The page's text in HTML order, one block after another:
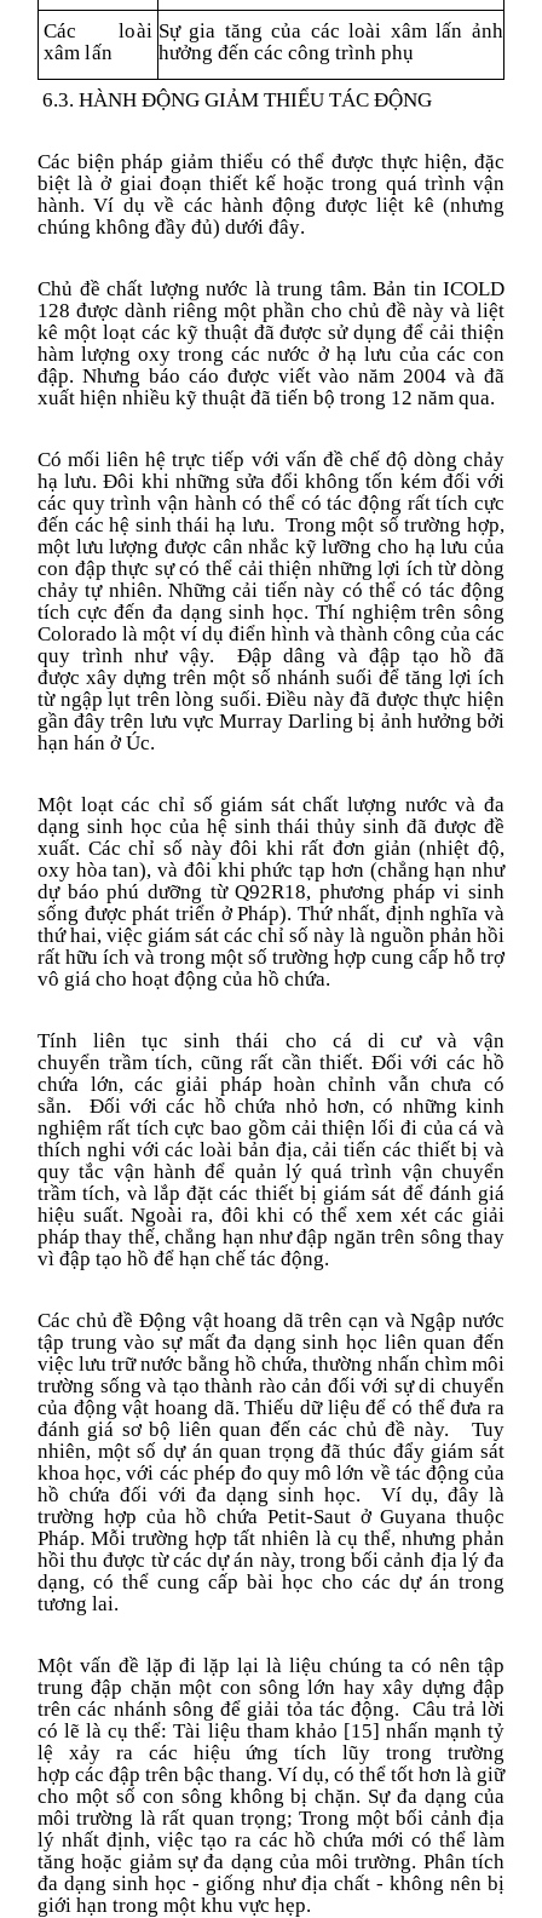
Các loài
xâm lấn
Sự gia tăng của các loài xâm lấn ảnh
hưởng đến các công trình phụ
6.3. HÀNH ĐỘNG GIẢM THIỂU TÁC ĐỘNG
Các biện pháp giảm thiểu có thể được thực hiện, đặc
biệt là ở giai đoạn thiết kế hoặc trong quá trình vận
hành. Ví dụ về các hành động được liệt kê (nhưng
chúng không đầy đủ) dưới đây.
Chủ đề chất lượng nước là trung tâm. Bản tin ICOLD
128 được dành riêng một phần cho chủ đề này và liệt
kê một loạt các kỹ thuật đã được sử dụng để cải thiện
hàm lượng oxy trong các nước ở hạ lưu của các con
đập. Nhưng báo cáo được viết vào năm 2004 và đã
xuất hiện nhiều kỹ thuật đã tiến bộ trong 12 năm qua.
Có mối liên hệ trực tiếp với vấn đề chế độ dòng chảy
hạ lưu. Đôi khi những sửa đổi không tốn kém đối với
các quy trình vận hànhcó thể có tác động rất tích cực
đến các hệ sinh thái hạ lưu. Trong một số trường hợp,
một lưu lượng được cân nhắc kỹ lưỡngcho hạ lưu của
con đập thực sự có thể cải thiện những lợi ích từ dòng
chảy tự nhiên. Những cải tiến này có thể có tác động
tích cực đến đa dạng sinh học. Thí nghiệm trên sông
Colorado là một ví dụ điển hình và thành công của các
quy trình như vậy. Đậpdâng và đập tạo hồ đã
được xây dựng trên một số nhánh suối để tăng lợi ích
từ ngập lụt trên lòng suối. Điều này đã được thực hiện
gần đây trên lưu vực Murray Darling bị ảnh hưởng bởi
hạn hán ở Úc.
Một loạt các chỉ số giám sát chất lượng nước và đa
dạng sinh học của hệ sinh thái thủy sinh đã được đề
xuất. Các chỉ số này đôi khi rất đơn giản (nhiệt độ,
oxy hòa tan), và đôi khi phức tạp hơn (chẳng hạn như
dự báo phú dưỡng từ Q92R18, phương pháp vi sinh
sống được phát triển ở Pháp). Thứ nhất, định nghĩa và
thứ hai, việc giám sát các chỉ số này là nguồn phản hồi
rất hữu ích và trong một số trường hợp cung cấp hỗ trợ
vô giá cho hoạt động của hồ chứa.
Tính liên tục sinh thái cho cá di cư và vận
chuyển trầm tích, cũng rất cần thiết. Đối với các hồ
chứa lớn, các giải pháp hoàn chỉnh vẫn chưa có
sẵn. Đối với các hồ chứa nhỏ hơn, có những kinh
nghiệm rất tích cực bao gồm cải thiện lối đi của cá và
thích nghi với các loài bản địa, cải tiến các thiết bị và
quy tắc vận hành để quản lý quá trình vận chuyển
trầm tích, và lắp đặt các thiết bị giám sát để đánh giá
hiệu suất. Ngoài ra, đôi khi có thể xem xét các giải
pháp thay thế, chẳng hạn nhưđập ngăn trên sôngthay
vì đập tạo hồ để hạn chế tác động.
Các chủ đề Động vật hoang dã trên cạn và Ngập nước
tập trung vào sự mất đa dạng sinh học liên quan đến
việc lưu trữnước bằng hồ chứa, thường nhấn chìm môi
trường sống và tạo thành rào cản đối với sự di chuyển
của động vật hoang dã. Thiếu dữ liệu để có thể đưa ra
đánh giá sơ bộ liên quan đến các chủ đề này. Tuy
nhiên, một số dự án quan trọng đã thúc đẩy giám sát
khoa học, với các phép đo quy mô lớn về tác động của
hồ chứa đối với đa dạng sinh học. Ví dụ, đây là
trường hợp của hồ chứa Petit-Saut ở Guyana thuộc
Pháp. Mỗi trường hợp tất nhiên là cụ thể, nhưng phản
hồi thu được từ các dự án này, trong bối cảnh địa lý đa
dạng, có thể cung cấp bài học cho các dự án trong
tương lai.
Một vấn đề lặp đi lặp lại là liệu chúng ta có nên tập
trung đập chặnmột con sông lớn hay xây dựng đập
trên các nhánhsông để giải tỏa tác động. Câu trả lời
có lẽ là cụ thể: Tài liệu tham khảo [15] nhấn mạnh tỷ
lệ xảy ra các hiệu ứng tích lũy trong trường
hợp các đập trên bậc thang. Ví dụ, có thể tốt hơn là giữ
cho một số con sông khôngbị chặn. Sự đa dạng của
môi trường là rất quan trọng; Trong một bối cảnh địa
lý nhất định, việc tạo ra các hồ chứa mới có thể làm
tăng hoặc giảm sự đa dạng của môi trường. Phân tích
đa dạng sinh học - giống như địa chất - không nên bị
giới hạn trong một khu vực hẹp.